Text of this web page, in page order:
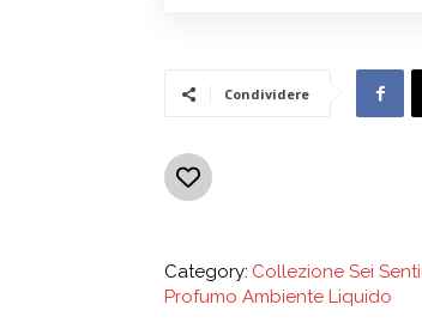
Condividere
Category: Collezione Sei
Profumo Ambiente Liquido